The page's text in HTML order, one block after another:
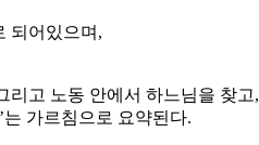
되어있으며,
리고 노동 안에서 하느님을 찾고,
는 가르침으로 요약된다.